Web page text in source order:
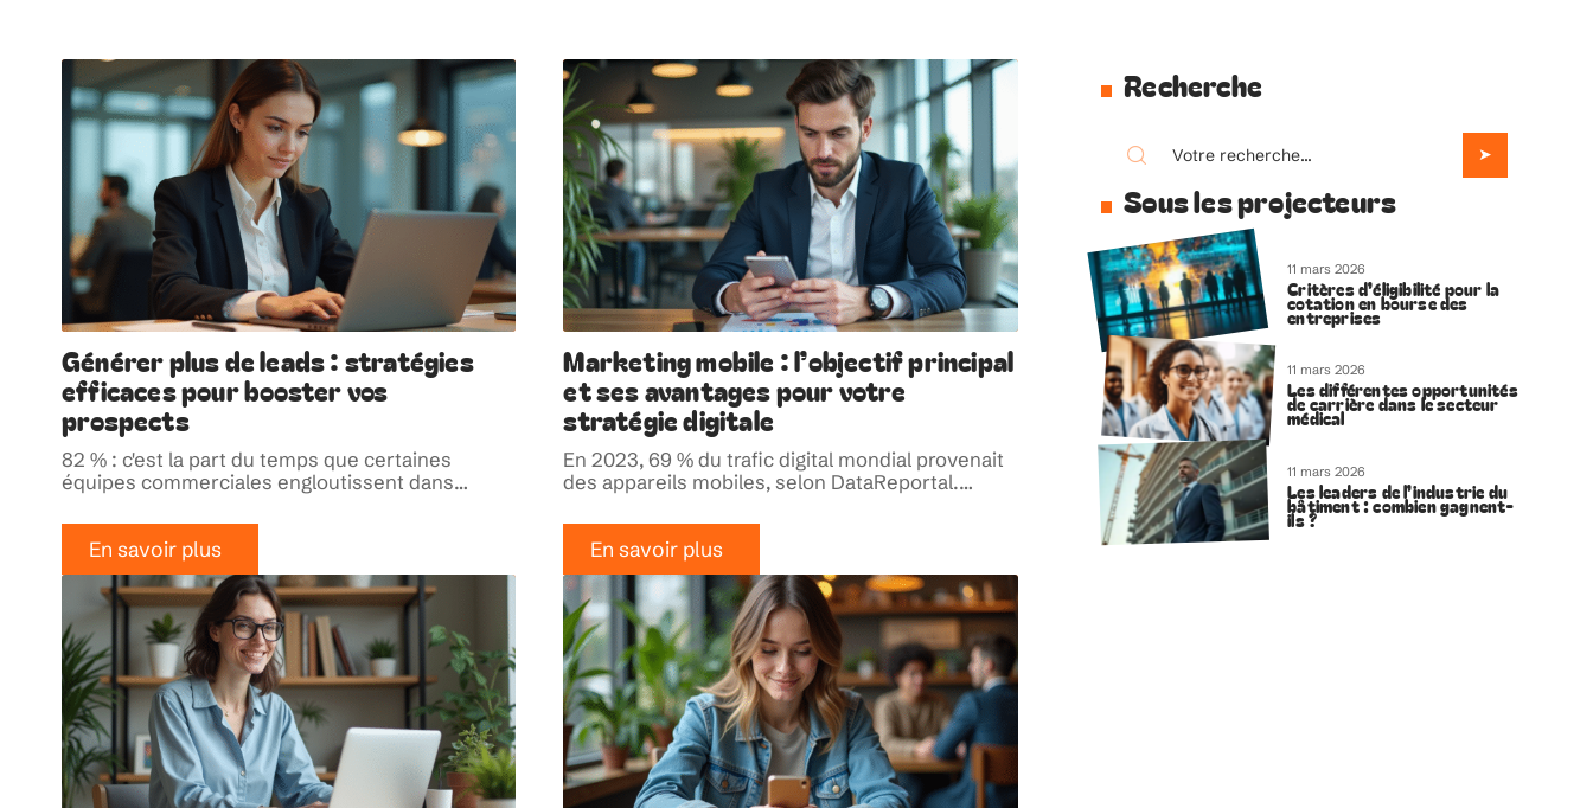
Générer plus de leads : stratégies
efficaces pour booster vos
prospects
82 % : c'est la part du temps que certaines
équipes commerciales engloutissent dans…
En savoir plus
Marketing mobile : l’objectif principal
et ses avantages pour votre
stratégie digitale
En 2023, 69 % du trafic digital mondial provenait
des appareils mobiles, selon DataReportal.…
En savoir plus
Recherche
Sous les projecteurs
11 mars 2026
Critères d’éligibilité pour la
cotation en bourse des
entreprises
11 mars 2026
Les différentes opportunités
de carrière dans le secteur
médical
11 mars 2026
Les leaders de l’industrie du
bâtiment : combien gagnent-
ils ?